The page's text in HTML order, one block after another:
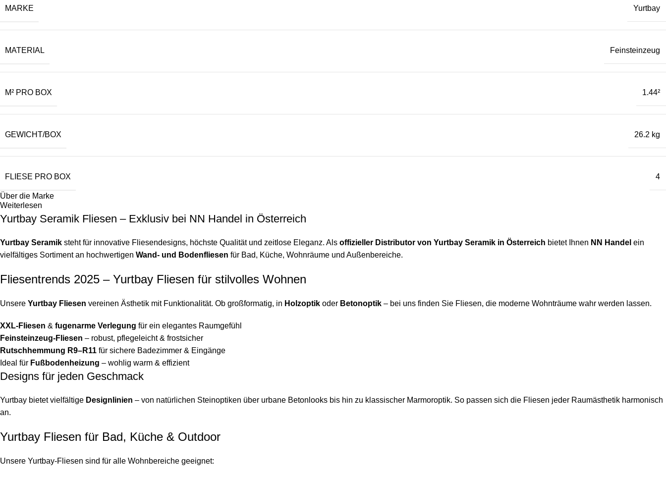
MARKE Yurtbay
MATERIAL Feinsteinzeug
M² PRO BOX 1.44²
GEWICHT/BOX 26.2 kg
FLIESE PRO BOX 4
Über die Marke
Yurtbay Seramik Fliesen – Exklusiv bei NN Handel in Österreich
Yurtbay Seramik steht für innovative Fliesendesigns, höchste Qualität und zeitlose Eleganz. Als offizieller Distributor von Yurtbay Seramik in Österreich bietet Ihnen NN Handel ein
vielfältiges Sortiment an hochwertigen Wand- und Bodenfliesen für Bad, Küche, Wohnräume und Außenbereiche.
Fliesentrends 2025 – Yurtbay Fliesen für stilvolles Wohnen
Unsere Yurtbay Fliesen vereinen Ästhetik mit Funktionalität. Ob großformatig, in Holzoptik oder Betonoptik – bei uns finden Sie Fliesen, die moderne Wohnträume wahr werden lassen.
XXL-Fliesen & fugenarme Verlegung für ein elegantes Raumgefühl
Feinsteinzeug-Fliesen – robust, pflegeleicht & frostsicher
Rutschhemmung R9–R11 für sichere Badezimmer & Eingänge
Ideal für Fußbodenheizung – wohlig warm & effizient
Designs für jeden Geschmack
Yurtbay bietet vielfältige Designlinien – von natürlichen Steinoptiken über urbane Betonlooks bis hin zu klassischer Marmoroptik. So passen sich die Fliesen jeder Raumästhetik harmonisch
an.
Yurtbay Fliesen für Bad, Küche & Outdoor
Unsere Yurtbay-Fliesen sind für alle Wohnbereiche geeignet:
Weiterlesen